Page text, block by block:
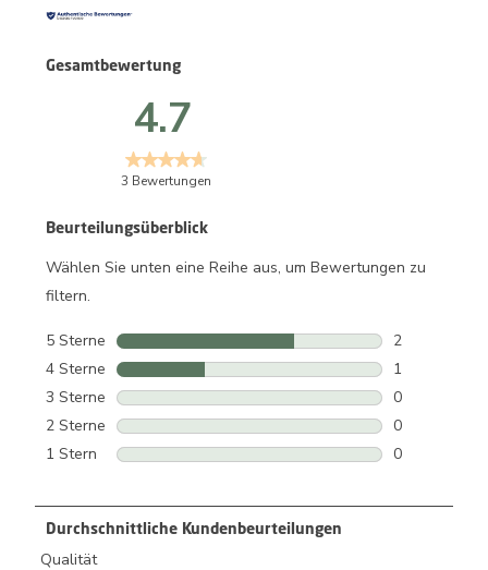
Beurteilungsüberblick
Wählen Sie unten eine Reihe aus, um Bewertungen zu
filtern.
5 Sterne Sterne
2
2
4 Sterne Sterne
1
1 Bewertung
3 Sterne Sterne
0
0
2 Sterne Sterne
0
0
1 Stern Sterne
0
Gesamtbewertung
4.7
3 Bewertungen
Durchschnittliche Kundenbeurteilungen
Qualität